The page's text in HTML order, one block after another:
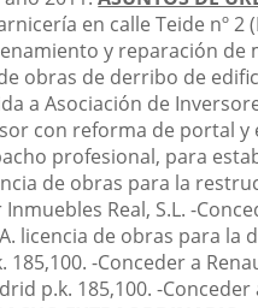
en calle Teide nº 2
y reparación
obras de derribo de
a Asociación de
con reforma de portal y
profesional, para
de obras para la
Real, S.L.-
licencia de obras para
185,100.-Conceder a
p.k. 185,100.-Conceder